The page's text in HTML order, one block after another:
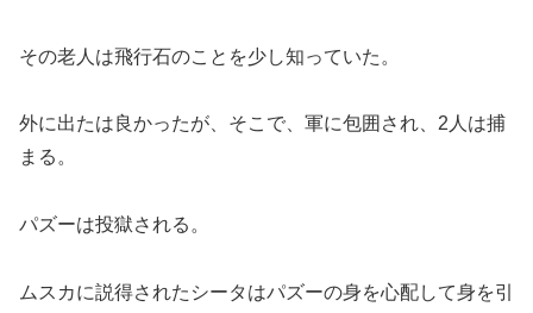
その老人は飛行石のことを少し知っていた。
外に出たは良かったが、そこで、軍に包囲され、2人は捕
まる。
パズーは投獄される。
ムスカに説得されたシータはパズーの身を心配して身を引